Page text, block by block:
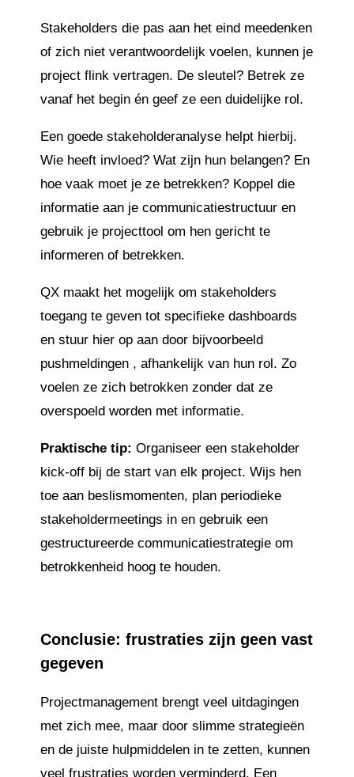
Stakeholders die pas aan het eind meedenken
of zich niet verantwoordelijk voelen, kunnen je
project flink vertragen. De sleutel? Betrek ze
vanaf het begin én geef ze een duidelijke rol.
Een goede stakeholderanalyse helpt hierbij.
Wie heeft invloed? Wat zijn hun belangen? En
hoe vaak moet je ze betrekken? Koppel die
informatie aan je communicatiestructuur en
gebruik je projecttool om hen gericht te
informeren of betrekken.
QX maakt het mogelijk om stakeholders
toegang te geven tot specifieke dashboards
en stuur hier op aan door bijvoorbeeld
pushmeldingen , afhankelijk van hun rol. Zo
voelen ze zich betrokken zonder dat ze
overspoeld worden met informatie.
Praktische tip: Organiseer een stakeholder
kick-off bij de start van elk project. Wijs hen
toe aan beslismomenten, plan periodieke
stakeholdermeetings in en gebruik een
gestructureerde communicatiestrategie om
betrokkenheid hoog te houden.
Conclusie:frustraties zijn geen vast
gegeven
Projectmanagement brengt veel uitdagingen
met zich mee, maar door slimme strategieën
en de juiste hulpmiddelen in te zetten, kunnen
veel frustraties worden verminderd. Een